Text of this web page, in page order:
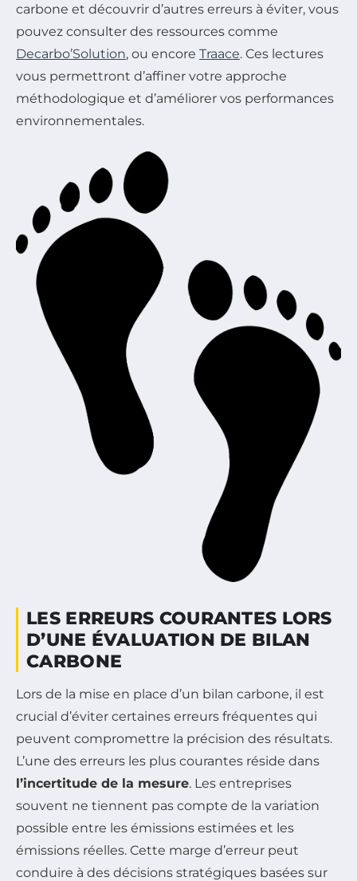
carbone et découvrir d’autres erreurs à éviter, vous
pouvez consulter des ressources comme
Decarbo’Solution, ou encore Traace. Ces lectures
vous permettront d’affiner votre approche
méthodologique et d’améliorer vos performances
environnementales.
LES ERREURS COURANTES LORS
D’UNE ÉVALUATION DE BILAN
CARBONE
Lors de la mise en place d’un bilan carbone, il est
crucial d’éviter certaines erreurs fréquentes qui
peuvent compromettre la précision des résultats.
L’une des erreurs les plus courantes réside dans
l’incertitude de la mesure. Les entreprises
souvent ne tiennent pas compte de la variation
possible entre les émissions estimées et les
émissions réelles. Cette marge d’erreur peut
conduire à des décisions stratégiques basées sur